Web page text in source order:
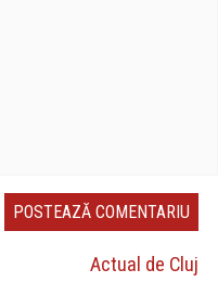
Actual de Cluj